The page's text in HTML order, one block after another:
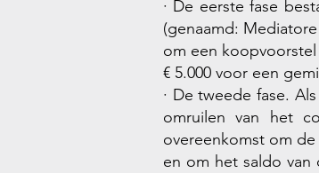
· De eerste fase
(genaamd:
om een
€ 5.000 voor een
· De tweede fase.
omruilen van het
overeenkomst om
en om het saldo